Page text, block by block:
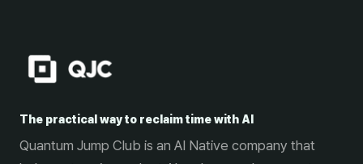
The practical way to reclaim time with AI
Quantum Jump Club is an AI Native company that